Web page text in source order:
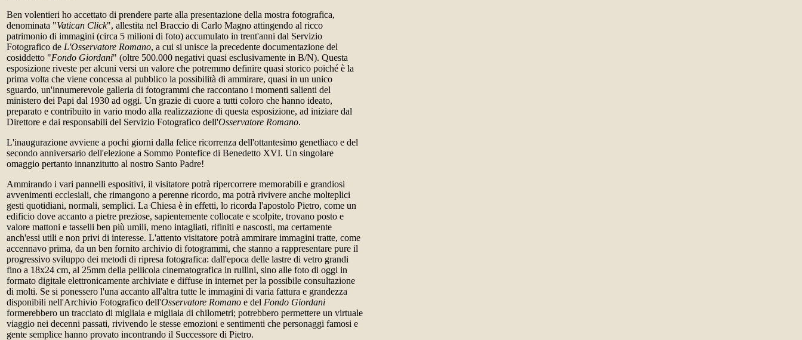
Ben volentieri ho accettato di prendere parte alla presentazione della mostra fotografica,
denominata "Vatican Click", allestita nel Braccio di Carlo Magno attingendo al ricco
patrimonio di immagini (circa 5 milioni di foto) accumulato in trent'anni dal Servizio
Fotografico de L'Osservatore Romano, a cui si unisce la precedente documentazione del
cosiddetto "Fondo Giordani" (oltre 500.000 negativi quasi esclusivamente in B/N). Questa
esposizione riveste per alcuni versi un valore che potremmo definire quasi storico poiché è la
prima volta che viene concessa al pubblico la possibilità di ammirare, quasi in un unico
sguardo, un'innumerevole galleria di fotogrammi che raccontano i momenti salienti del
ministero dei Papi dal 1930 ad oggi. Un grazie di cuore a tutti coloro che hanno ideato,
preparato e contribuito in vario modo alla realizzazione di questa esposizione, ad iniziare dal
Direttore e dai responsabili del Servizio Fotografico dell'Osservatore Romano.
L'inaugurazione avviene a pochi giorni dalla felice ricorrenza dell'ottantesimo genetliaco e del
secondo anniversario dell'elezione a Sommo Pontefice di Benedetto XVI. Un singolare
omaggio pertanto innanzitutto al nostro Santo Padre!
Ammirando i vari pannelli espositivi, il visitatore potrà ripercorrere memorabili e grandiosi
avvenimenti ecclesiali, che rimangono a perenne ricordo, ma potrà rivivere anche molteplici
gesti quotidiani, normali, semplici. La Chiesa è in effetti, lo ricorda l'apostolo Pietro, come un
edificio dove accanto a pietre preziose, sapientemente collocate e scolpite, trovano posto e
valore mattoni e tasselli ben più umili, meno intagliati, rifiniti e nascosti, ma certamente
anch'essi utili e non privi di interesse. L'attento visitatore potrà ammirare immagini tratte, come
accennavo prima, da un ben fornito archivio di fotogrammi, che stanno a rappresentare pure il
progressivo sviluppo dei metodi di ripresa fotografica: dall'epoca delle lastre di vetro grandi
fino a 18x24 cm, al 25mm della pellicola cinematografica in rullini, sino alle foto di oggi in
formato digitale elettronicamente archiviate e diffuse in internet per la possibile consultazione
di molti. Se si ponessero l'una accanto all'altra tutte le immagini di varia fattura e grandezza
disponibili nell'Archivio Fotografico dell'Osservatore Romano e del Fondo Giordani
formerebbero un tracciato di migliaia e migliaia di chilometri; potrebbero permettere un virtuale
viaggio nei decenni passati, rivivendo le stesse emozioni e sentimenti che personaggi famosi e
gente semplice hanno provato incontrando il Successore di Pietro.